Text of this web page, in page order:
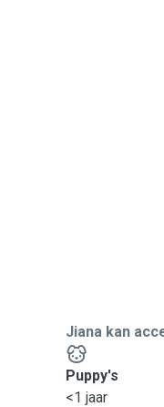
Jiana kan
Puppy's
<1 jaar